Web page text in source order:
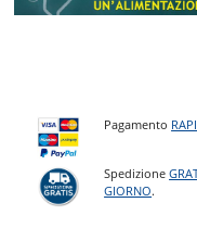
Pagamento
Spedizione
GIORNO.